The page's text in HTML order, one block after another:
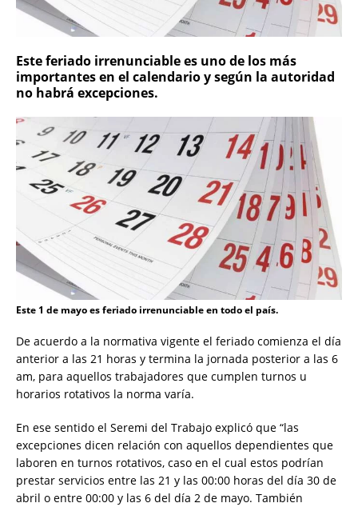
Este feriado irrenunciable es uno de los más
importantes en el calendario y según la autoridad
no habrá excepciones.
Este 1 de mayo es feriado irrenunciable en todo el país.
De acuerdo a la normativa vigente el feriado comienza el día
anterior a las 21 horas y termina la jornada posterior a las 6
am, para aquellos trabajadores que cumplen turnos u
horarios rotativos la norma varía.
En ese sentido el Seremi del Trabajo explicó que “las
excepciones dicen relación con aquellos dependientes que
laboren en turnos rotativos, caso en el cual estos podrían
prestar servicios entre las 21 y las 00:00 horas del día 30 de
abril o entre 00:00 y las 6 del día 2 de mayo. También